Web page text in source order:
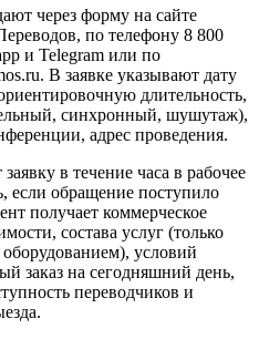
через форму на сайте
по телефону 8 800
и Telegram или по
В заявке указывают дату
длительность,
синхронный, шушутаж),
адрес проведения.
в течение часа в рабочее
если обращение поступило
получает коммерческое
состава услуг (только
условий
заказ на сегодняшний день,
переводчиков и